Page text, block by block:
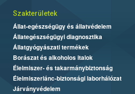
Szakterületek
Állat-egészségügy és állatvédelem
Állategészségügyi diagnosztika
Állatgyógyászati termékek
Borászat és alkoholos italok
Élelmiszer- és takarmánybiztonság
Élelmiszerlánc-biztonsági laborhálózat
Járványvédelem